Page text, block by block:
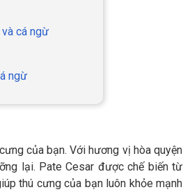
cá ngừ
ngừ
của bạn. Với hương vị hòa quyện
lại. Pate Cesar được chế biến từ
thú cưng của bạn luôn khỏe mạnh